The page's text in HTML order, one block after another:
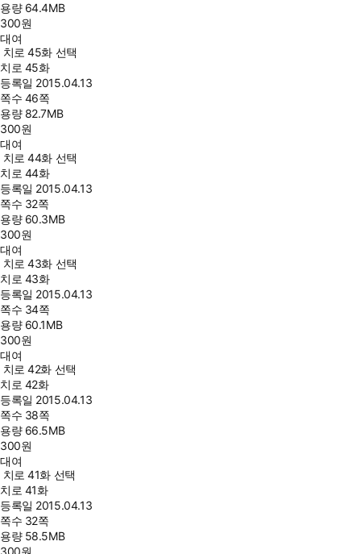
용량 64.4MB
300원
대여
치로 45화 선택
치로 45화
등록일 2015.04.13
쪽수 46쪽
용량 82.7MB
300원
대여
치로 44화 선택
치로 44화
등록일 2015.04.13
쪽수 32쪽
용량 60.3MB
300원
대여
치로 43화 선택
치로 43화
등록일 2015.04.13
쪽수 34쪽
용량 60.1MB
300원
대여
치로 42화 선택
치로 42화
등록일 2015.04.13
쪽수 38쪽
용량 66.5MB
300원
대여
치로 41화 선택
치로 41화
등록일 2015.04.13
쪽수 32쪽
용량 58.5MB
300원